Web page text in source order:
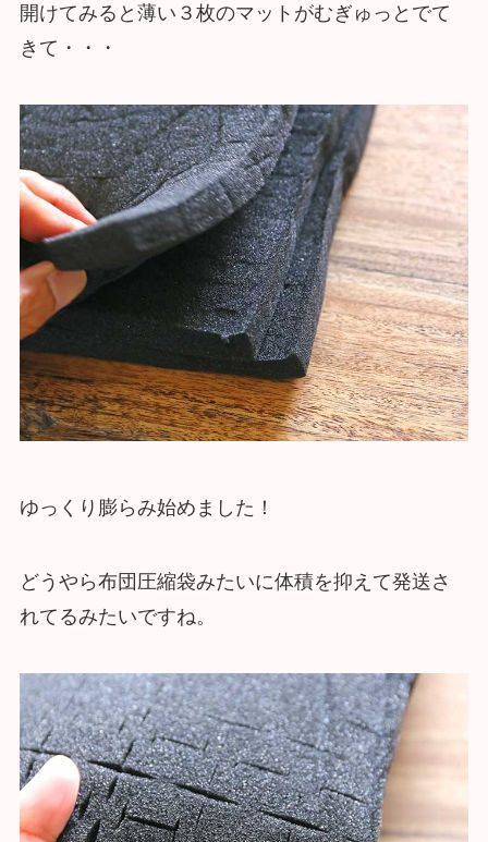
開けてみると薄い３枚のマットがむぎゅっとでて
きて・・・
ゆっくり膨らみ始めました！
どうやら布団圧縮袋みたいに体積を抑えて発送さ
れてるみたいですね。